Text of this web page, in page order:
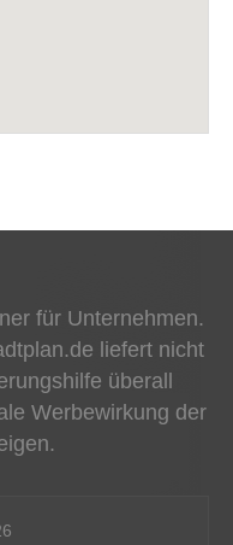
für Unternehmen.
liefert nicht
überall
Werbewirkung der